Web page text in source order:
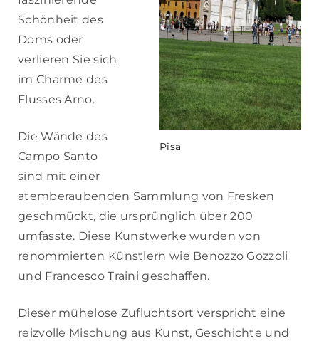
Pisa
Schönheit des
Doms oder
verlieren Sie sich
im Charme des
Flusses Arno.
Die Wände des
Campo Santo
sind mit einer
atemberaubenden Sammlung von Fresken
geschmückt, die ursprünglich über 200
umfasste. Diese Kunstwerke wurden von
renommierten Künstlern wie Benozzo Gozzoli
und Francesco Traini geschaffen.
Dieser mühelose Zufluchtsort verspricht eine
reizvolle Mischung aus Kunst, Geschichte und